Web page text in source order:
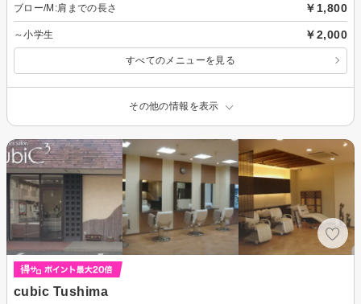
ブロー/M:肩までの長さ ￥1,800
～小学生 ￥2,000
すべてのメニューを見る
その他の情報を表示
cubic Tushima